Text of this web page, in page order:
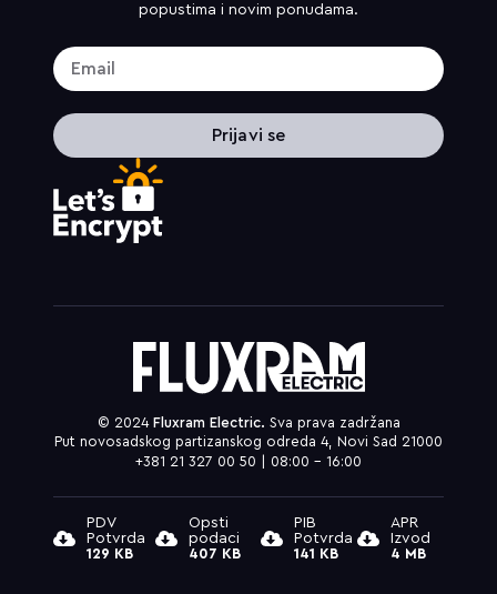
popustima i novim ponudama.
Prijavi se
© 2024 Fluxram Electric. Sva prava zadržana
Put novosadskog partizanskog odreda 4, Novi Sad 21000
+381 21 327 00 50 | 08:00 – 16:00
PDV
Potvrda
129 KB
Opsti
podaci
407 KB
PIB
Potvrda
141 KB
APR
Izvod
4 MB